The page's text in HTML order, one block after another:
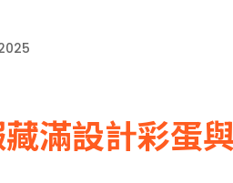
滿設計彩蛋